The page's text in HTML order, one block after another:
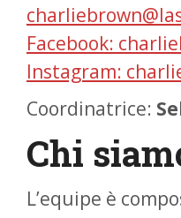
Facebook:
Instagram:
Coordinatrice:
Chi
L’equipe è